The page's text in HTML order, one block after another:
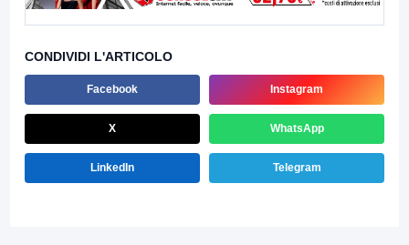
CONDIVIDI L'ARTICOLO
Facebook Instagram
X WhatsApp
LinkedIn Telegram